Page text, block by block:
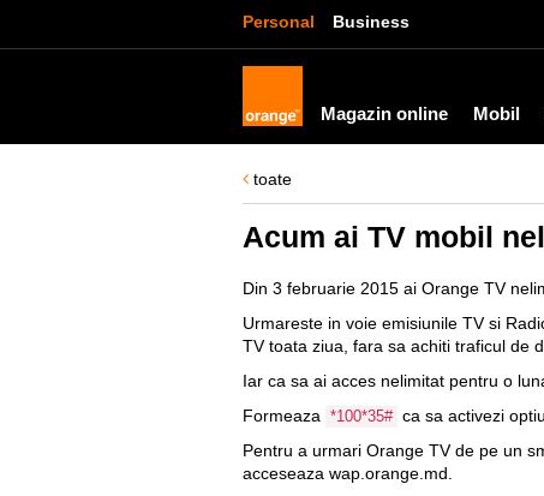
Personal Business
Magazin online Mobil
toate
Acum ai TV mobil
Din 3 februarie 2015 ai Orange TV
Urmareste in voie emisiunile TV si
TV toata ziua, fara sa achiti traficul de
Iar ca sa ai acces nelimitat pentru o
Formeaza
*100*35# ca sa activezi
Pentru a urmari Orange TV de pe un
acceseaza wap.orange.md.